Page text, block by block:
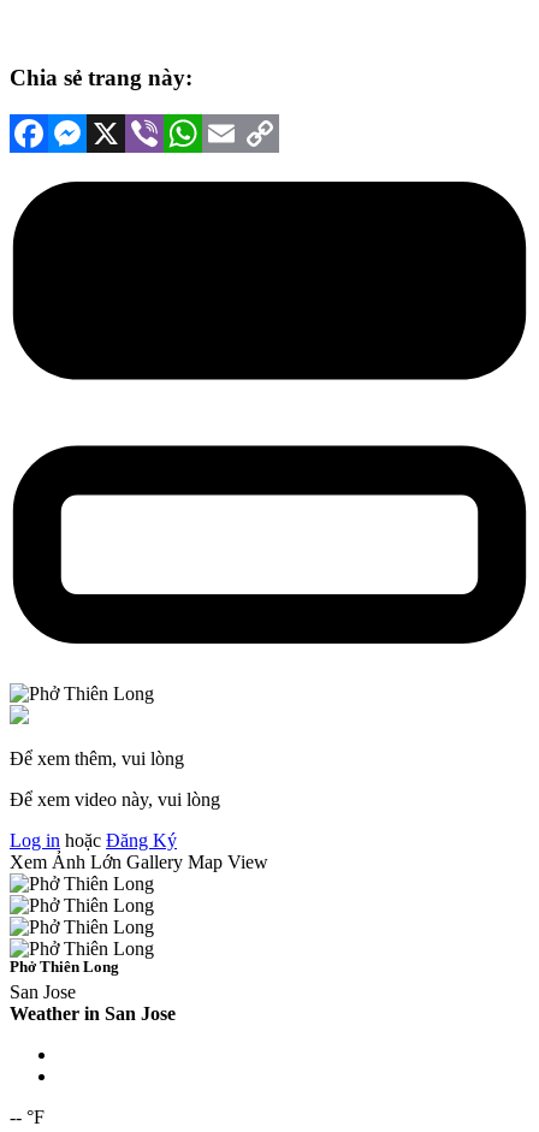
Chia sẻ trang này:
FacebookMessenger
X Viber WhatsApp
Email
Để xem thêm, vui lòng
Để xem video này, vui lòng
Log in hoặc Đăng Ký
Xem Ảnh Lớn Gallery Map View
Phở Thiên Long
San Jose
Weather in San Jose
-- °F